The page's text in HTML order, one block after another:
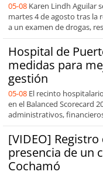
05-08 Karen Lindh Aguilar
martes 4 de agosto tras la
a un examen de drogas,
Hospital de
medidas para
gestión
05-08 El recinto
en el Balanced Scorecard
administrativos,
[VIDEO]
presencia de un
Cochamó